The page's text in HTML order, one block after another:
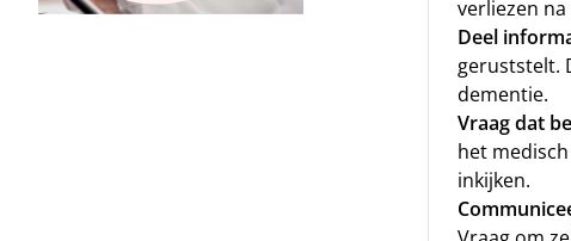
verliezen
Deel
geruststelt.
dementie.
Vraag dat
het
inkijken.